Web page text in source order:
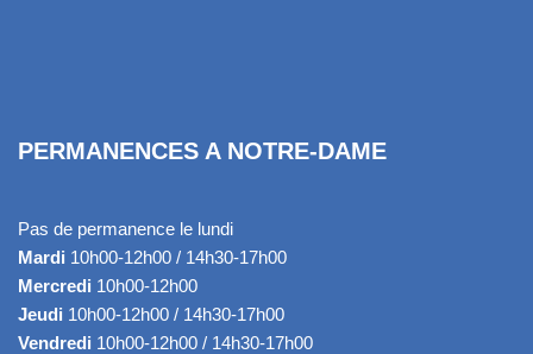
PERMANENCES A NOTRE-DAME
Pas de permanence le lundi
Mardi 10h00-12h00 / 14h30-17h00
Mercredi 10h00-12h00
Jeudi 10h00-12h00 / 14h30-17h00
Vendredi 10h00-12h00 / 14h30-17h00